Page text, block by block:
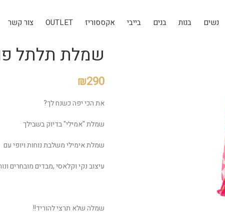
נשים בנות בנים בייבי אקססוריז OUTLET צור קשר
שמלת תלתל
₪290
את הכי יפה כשנח לך?
שמלת "אמילי" בדיוק בשבילך
שמלת אימילי משלבת נוחות ויופי עם
עיצוב נקי וקלאסי ,מבדים מובחרים
שמלה שלא תרצי להוריד!!